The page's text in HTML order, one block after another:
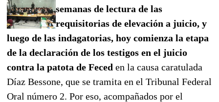
semanas de lectura de las
requisitorias de elevación a juicio, y
luego de las indagatorias, hoy comienza la etapa
de la declaración de los testigos en el juicio
contra la patota de Feced en la causa caratulada
Díaz Bessone, que se tramita en el Tribunal Federal
Oral número 2. Por eso, acompañados por el